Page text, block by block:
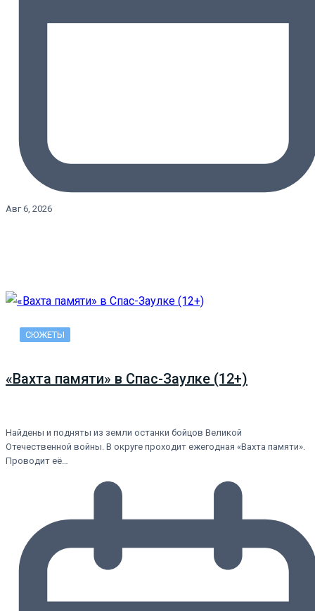
Авг 6, 2026
СЮЖЕТЫ
«Вахта памяти» в Спас-Заулке (12+)
Найдены и подняты из земли останки бойцов Великой
Отечественной войны. В округе проходит ежегодная «Вахта памяти».
Проводит её…